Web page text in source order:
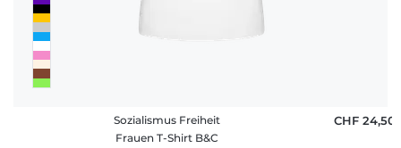
Sozialismus Freiheit
Frauen T-Shirt B&C
CHF 24,50